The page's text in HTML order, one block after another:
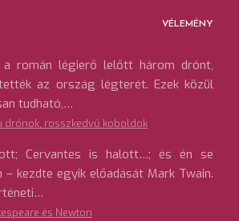
VÉLEMÉNY
román légierő lelőtt három drónt,
az ország légterét. Ezek közül
tudható,…
drónok, rosszkedvű koboldok
Cervantes is halott…; és én se
kezdte egyik előadását Mark Twain.
és Newton